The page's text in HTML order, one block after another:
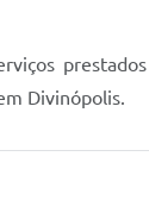
Divinópolis.